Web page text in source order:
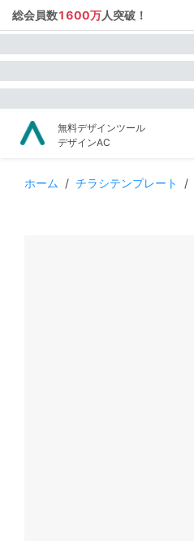
総会員数1600万人突破！
無料デザインツール
デザインAC
ホーム / チラシテンプレート /